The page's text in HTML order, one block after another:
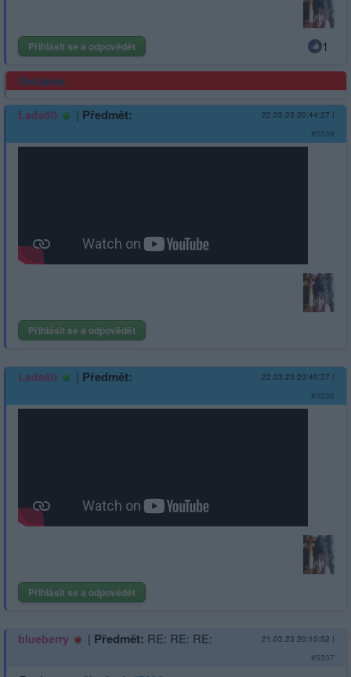
Přihlásit se a odpovědět 1
Reklama
Lada60 | Předmět: 22.03.23 20:44:27 |
#5339
Přihlásit se a odpovědět
Lada60 | Předmět: 22.03.23 20:40:27 |
#5338
Přihlásit se a odpovědět
blueberry | Předmět: RE: RE: RE: 21.03.23 20:10:52 |
#5337